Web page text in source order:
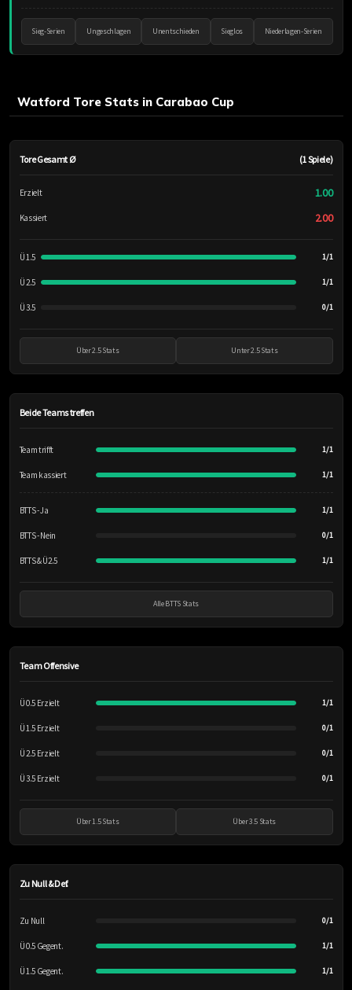
Sieg-Serien Ungeschlagen Unentschieden Sieglos Niederlagen-Serien
Watford Tore Stats in Carabao Cup
Tore Gesamt Ø (1 Spiele)
Erzielt 1.00
Kassiert 2.00
Ü 1.5 1/1
Ü 2.5 1/1
Ü 3.5 0/1
Über 2.5 Stats Unter 2.5 Stats
Beide Teams treffen
Team trifft 1/1
Team kassiert 1/1
BTTS - Ja 1/1
BTTS - Nein 0/1
BTTS & Ü2.5 1/1
Alle BTTS Stats
Team Offensive
Ü 0.5 Erzielt 1/1
Ü 1.5 Erzielt 0/1
Ü 2.5 Erzielt 0/1
Ü 3.5 Erzielt 0/1
Über 1.5 Stats Über 3.5 Stats
Zu Null & Def.
Zu Null 0/1
Ü 0.5 Gegent. 1/1
Ü 1.5 Gegent. 1/1